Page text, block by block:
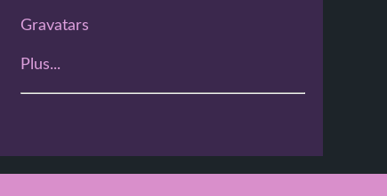
Gravatars
Plus...